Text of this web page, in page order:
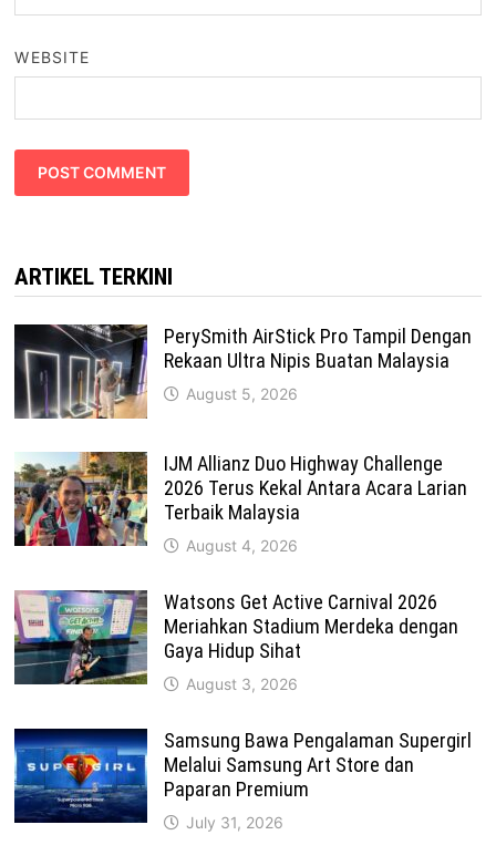
WEBSITE
ARTIKEL TERKINI
PerySmith AirStick Pro Tampil Dengan
Rekaan Ultra Nipis Buatan Malaysia
August 5, 2026
IJM Allianz Duo Highway Challenge
2026 Terus Kekal Antara Acara Larian
Terbaik Malaysia
August 4, 2026
Watsons Get Active Carnival 2026
Meriahkan Stadium Merdeka dengan
Gaya Hidup Sihat
August 3, 2026
Samsung Bawa Pengalaman Supergirl
Melalui Samsung Art Store dan
Paparan Premium
July 31, 2026